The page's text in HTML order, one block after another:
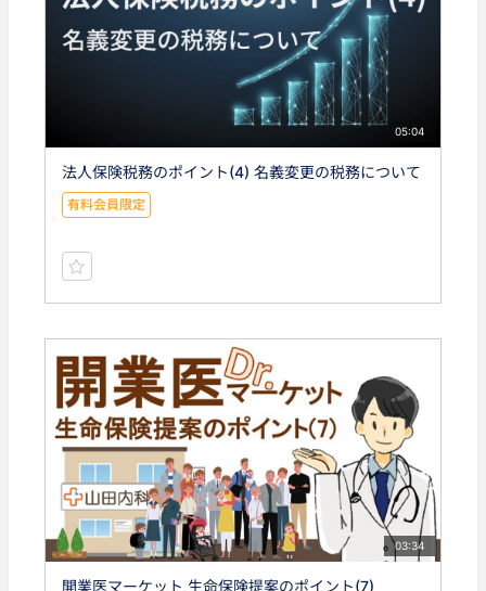
05:04
法人保険税務のポイント(4) 名義変更の税務について
有料会員限定
03:34
開業医マーケット 生命保険提案のポイント(7)